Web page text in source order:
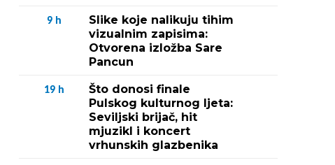
9 h
Slike koje nalikuju tihim
vizualnim zapisima:
Otvorena izložba Sare
Pancun
19 h
Što donosi finale
Pulskog kulturnog ljeta:
Seviljski brijač, hit
mjuzikl i koncert
vrhunskih glazbenika